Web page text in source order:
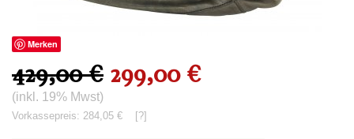
Merken
429,00 € 299,00 €
(inkl. 19% Mwst)
Vorkassepreis: 284,05 € [?]